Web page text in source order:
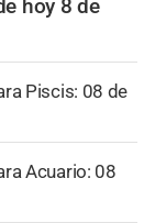
hoy 8 de
Piscis: 08 de
Acuario: 08